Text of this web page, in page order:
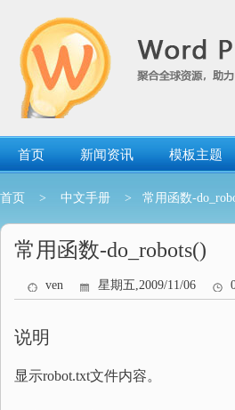
首页 新闻资讯 模板主题
首页 > 中文手册 > 常用函数-
常用函数-do_robots()
ven 星期五,2009/11/06
说明
显示robot.txt文件内容。